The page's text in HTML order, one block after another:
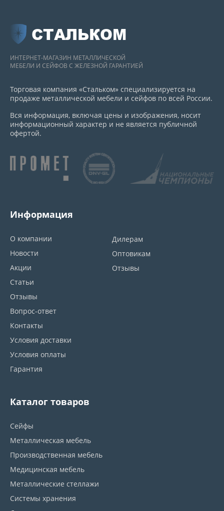
СТАЛЬКОМ
ИНТЕРНЕТ-МАГАЗИН МЕТАЛЛИЧЕСКОЙ
МЕБЕЛИ И СЕЙФОВ С ЖЕЛЕЗНОЙ ГАРАНТИЕЙ
Торговая компания «Стальком» специализируется на
продаже металлической мебели и сейфов по всей России.
Вся информация, включая цены и изображения, носит
информационный характер и не является публичной
офертой.
Информация
О компании
Новости
Акции
Статьи
Отзывы
Вопрос-ответ
Контакты
Условия доставки
Условия оплаты
Гарантия
Дилерам
Оптовикам
Отзывы
Каталог товаров
Сейфы
Металлическая мебель
Производственная мебель
Медицинская мебель
Металлические стеллажи
Системы хранения